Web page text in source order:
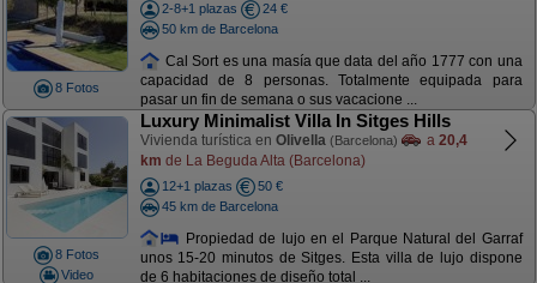
8 Fotos
2-8+1 plazas
24 €
50 km de Barcelona
Cal Sort es una masía que data del año 1777 con una
capacidad de 8 personas. Totalmente equipada para
pasar un fin de semana o sus vacacione ...
8 Fotos
Video
Luxury Minimalist Villa In Sitges Hills
Vivienda turística en Olivella (Barcelona) a 20,4
km de La Beguda Alta (Barcelona)
12+1 plazas
50 €
45 km de Barcelona
Propiedad de lujo en el Parque Natural del Garraf
unos 15-20 minutos de Sitges. Esta villa de lujo dispone
de 6 habitaciones de diseño total ...